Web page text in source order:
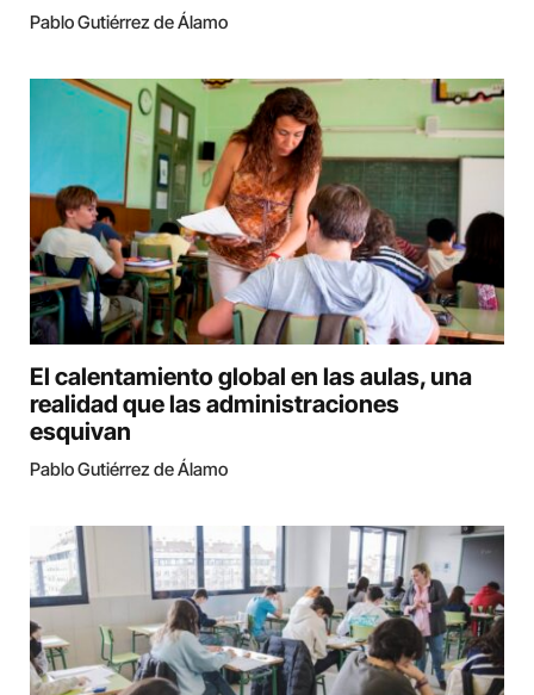
Pablo Gutiérrez de Álamo
El calentamiento global en las aulas, una
realidad que las administraciones
esquivan
Pablo Gutiérrez de Álamo